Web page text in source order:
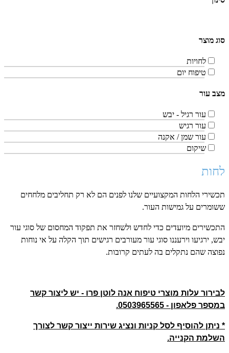
סוג מוצר
לחויות
טיפוח יום
מצב עור
עור רגיל - יבש
עור רגיש
עור שמן / אקנה
שיקום
לחות
תכשירי הלחות המקצועיים שלנו לפנים הם לא רק תחליבים מלחחים
ששומרים על גמישות העור.
התכשירים מיועדים כדי לחדש ולשחזר את תפקוד המחסום של סוגי עור
יבש, ירגיעו וירעננו סוגי עור מעורבים רגישים תוך הקלה על אי נוחות
נפוצה שהם נתקלים בה לעתים קרובות.
לבירור עלות מוצרי טיפוח אנה לוטן פרו - יש ליצור קשר
במספר פלאפון - 0503965565.
* ניתן להוסיף לסל קניות ונציג שירות ייצור קשר לצורך
השלמת הקנייה.